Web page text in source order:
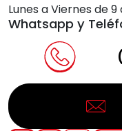
Lunes a Viernes de
Whatsapp y